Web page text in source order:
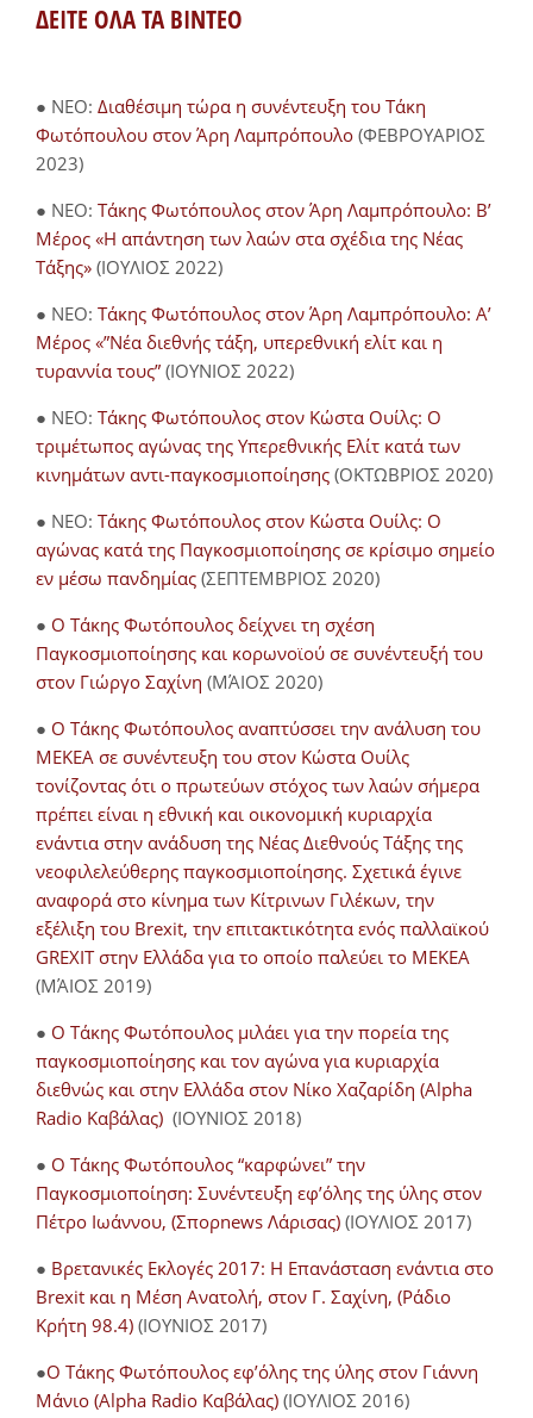
ΔΕΙΤΕ ΟΛΑ ΤΑ ΒΙΝΤΕΟ
● NEO: Διαθέσιμη τώρα η συνέντευξη του Τάκη
Φωτόπουλου στον Άρη Λαμπρόπουλο (ΦΕΒΡΟΥΑΡΙΟΣ
2023)
● NEO: Τάκης Φωτόπουλος στον Άρη Λαμπρόπουλο: Β’
Μέρος «Η απάντηση των λαών στα σχέδια της Νέας
Τάξης» (ΙΟΥΛΙΟΣ 2022)
● NEO: Τάκης Φωτόπουλος στον Άρη Λαμπρόπουλο: Α’
Μέρος «”Νέα διεθνής τάξη, υπερεθνική ελίτ και η
τυραννία τους” (ΙΟΥΝΙΟΣ 2022)
● NEO: Τάκης Φωτόπουλος στον Κώστα Ουίλς: Ο
τριμέτωπος αγώνας της Υπερεθνικής Ελίτ κατά των
κινημάτων αντι-παγκοσμιοποίησης (ΟΚΤΩΒΡΙΟΣ 2020)
● NEO: Τάκης Φωτόπουλος στον Κώστα Ουίλς: Ο
αγώνας κατά της Παγκοσμιοποίησης σε κρίσιμο σημείο
εν μέσω πανδημίας (ΣΕΠΤΕΜΒΡΙΟΣ 2020)
● Ο Τάκης Φωτόπουλος δείχνει τη σχέση
Παγκοσμιοποίησης και κορωνοϊού σε συνέντευξή του
στον Γιώργο Σαχίνη (ΜΆΙΟΣ 2020)
● O Τάκης Φωτόπουλος αναπτύσσει την ανάλυση του
ΜΕΚΕΑ σε συνέντευξη του στον Κώστα Ουίλς
τονίζοντας ότι ο πρωτεύων στόχος των λαών σήμερα
πρέπει είναι η εθνική και οικονομική κυριαρχία
ενάντια στην ανάδυση της Νέας Διεθνούς Τάξης της
νεοφιλελεύθερης παγκοσμιοποίησης. Σχετικά έγινε
αναφορά στο κίνημα των Κίτρινων Γιλέκων, την
εξέλιξη του Brexit, την επιτακτικότητα ενός παλλαϊκού
GREXIT στην Ελλάδα για το οποίο παλεύει το ΜΕΚΕΑ
(ΜΆΙΟΣ 2019)
● Ο Τάκης Φωτόπουλος μιλάει για την πορεία της
παγκοσμιοποίησης και τον αγώνα για κυριαρχία
διεθνώς και στην Ελλάδα στον Νίκο Χαζαρίδη (Alpha
Radio Καβάλας) (ΙΟΥΝΙΟΣ 2018)
● Ο Τάκης Φωτόπουλος “καρφώνει” την
Παγκοσμιοποίηση: Συνέντευξη εφ’όλης της ύλης στον
Πέτρο Ιωάννου, (Σπορnews Λάρισας) (ΙΟΥΛΙΟΣ 2017)
● Βρετανικές Εκλογές 2017: Η Επανάσταση ενάντια στο
Brexit και η Μέση Ανατολή, στον Γ. Σαχίνη, (Ράδιο
Κρήτη 98.4) (ΙΟΥΝΙΟΣ 2017)
●O Τάκης Φωτόπουλος εφ’όλης της ύλης στον Γιάννη
Μάνιο (Alpha Radio Καβάλας) (ΙΟΥΛΙΟΣ 2016)